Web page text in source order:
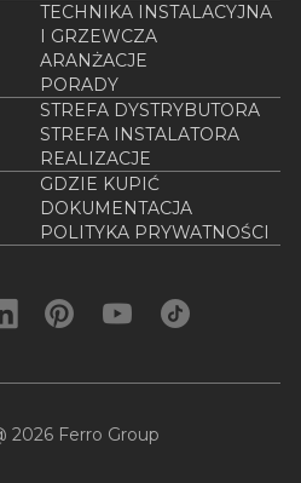
TECHNIKA INSTALACYJNA
I GRZEWCZA
ARANŻACJE
PORADY
STREFA DYSTRYBUTORA
STREFA INSTALATORA
REALIZACJE
GDZIE KUPIĆ
DOKUMENTACJA
POLITYKA PRYWATNOŚCI
2026 Ferro Group